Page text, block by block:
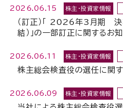
2026.06.15 株主・投資家情報
（訂正）「 2026年3月期
結）」の一部訂正に関するお
2026.06.11 株主・投資家情報
株主総会検査役の選任に関
2026.06.09 株主・投資家情報